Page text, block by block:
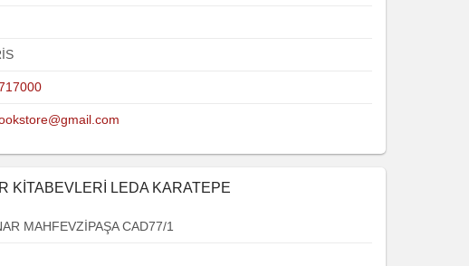
KİTABEVLERİ LEDA KARATEPE
MAHFEVZİPAŞA CAD77/1